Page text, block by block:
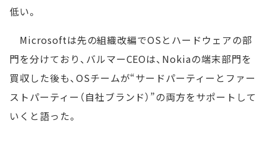
低い。
Microsoftは先の組織改編でOSとハードウェアの部
門を分けており、バルマーCEOは、Nokiaの端末部門を
買収した後も、OSチームが“サードパーティーとファー
ストパーティー（自社ブランド）”の両方をサポートして
いくと語った。